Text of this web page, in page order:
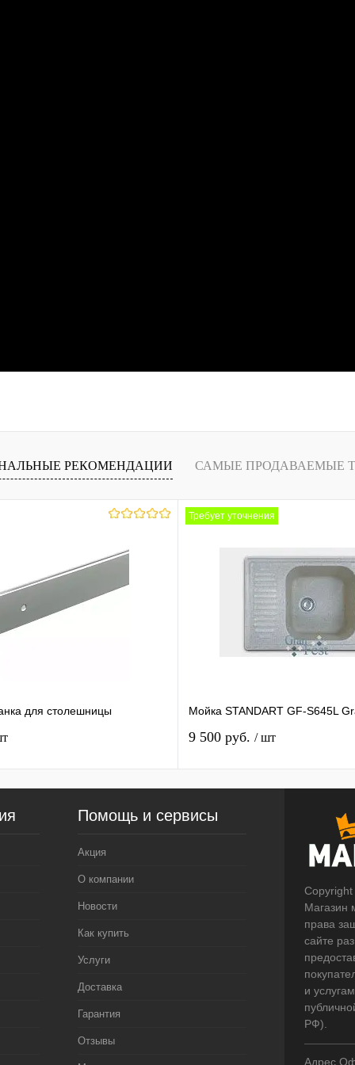
РЕКОМЕНДАЦИИ САМЫЕ ПРОДАВАЕМЫЕ
для столешницы
Требует уточнения
Мойка STANDART GF-S645L
9 500 руб. / шт
Помощь и сервисы
Акция
О компании
Новости
Как купить
Услуги
Доставка
Гарантия
Отзывы
Магазин
права
сайте
и
РФ).
Адрес